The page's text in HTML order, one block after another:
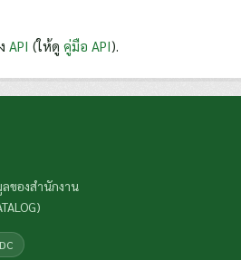
API (ให้ดู คู่มือ API).
ของสำนักงาน